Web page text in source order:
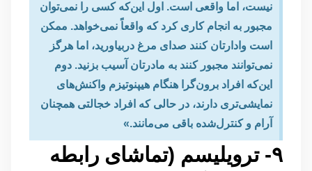
نیست، اما واقعی است. اول این‌که کسی را نمی‌توان
مجبور به انجام کاری کرد که واقعاً نمی‌خواهد. ممکن
است وادارتان کنند صدای مرغ دربیاورید، اما هرگز
نمی‌توانند مجبور کنند به مادرتان آسیب بزنید. دوم
این‌که افراد برون‌گرا هنگام هیپنوتیزم واکنش‌های
نمایشی‌تری دارند، در حالی که افراد خجالتی همچنان
آرام و کنترل‌شده باقی می‌مانند.»
۹- ترویلیسم (تماشای رابطه